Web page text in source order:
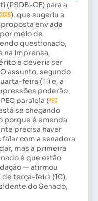
(PSDB-CE) para a
), que sugeriu a
enviada
meio de
questionado,
na imprensa,
e deveria ser
assunto, segundo
feira (11) e, a
poderão
paralela (PEC
se chegando
porque é emenda
precisa haver
com a senadora
mas a primeira
é que estão
— afirmou
terça-feira (10),
do Senado,